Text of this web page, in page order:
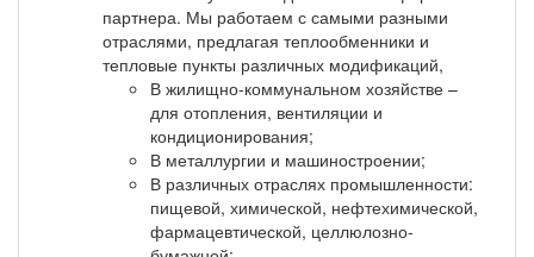
партнера. Мы работаем с самыми разными
отраслями, предлагая теплообменники и
тепловые пункты различных модификаций,
В жилищно-коммунальном хозяйстве –
для отопления, вентиляции и
кондиционирования;
В металлургии и машиностроении;
В различных отраслях промышленности:
пищевой, химической, нефтехимической,
фармацевтической, целлюлозно-